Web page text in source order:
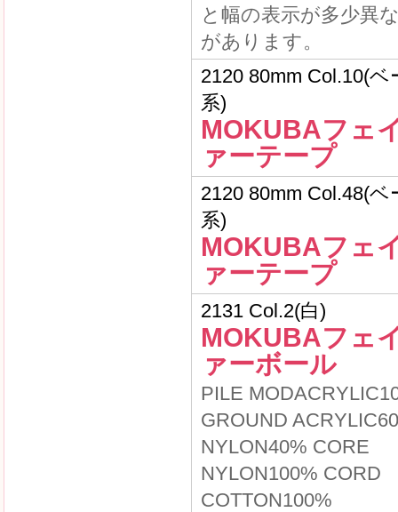
と幅の表示が多少異
があります。
2120 80mm Col.10(ベ
系)
MOKUBAフェ
ァーテープ
2120 80mm Col.48(ベ
系)
MOKUBAフェ
ァーテープ
2131 Col.2(白)
MOKUBAフェ
ァーボール
PILE
GROUND
NYLON40% CORE
NYLON100% CORD
COTTON100%